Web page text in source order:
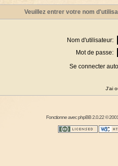
Veuillez entrer votre nom
Nom d'utilisateur:
Mot de passe:
Se connecter
J'ai
Fonctionne avecphpBB2.0.22 ©